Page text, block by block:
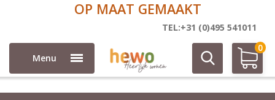
OP MAAT GEMAAKT
TEL:+31 (0)495 541011
Menu
0
Rolgordijnen